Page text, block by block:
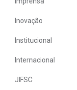
Inovação
Institucional
Internacional
JIFSC